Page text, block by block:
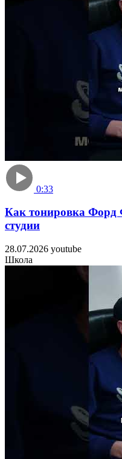
0:33
Как тонировка Форд
студии
28.07.2026 youtube
Школа